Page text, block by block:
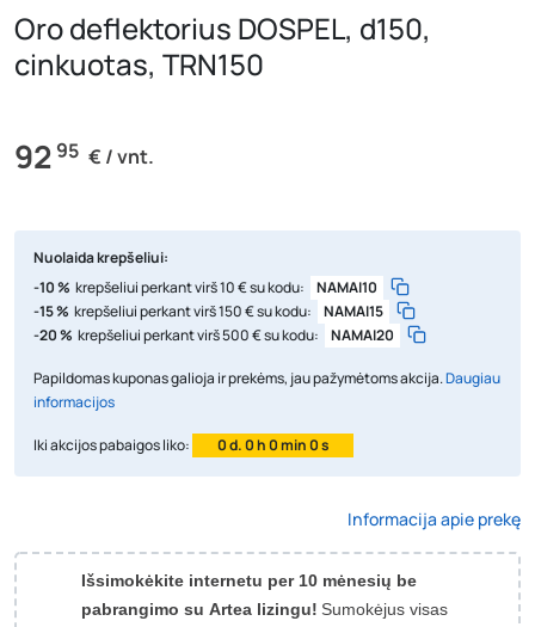
Oro deflektorius DOSPEL, d150,
cinkuotas, TRN150
92 95 € / vnt.
Nuolaida krepšeliui:
-10 %
krepšeliui perkant virš 10 € su kodu:
NAMAI10
-15 %
krepšeliui perkant virš 150 € su kodu:
NAMAI15
-20 %
krepšeliui perkant virš 500 € su kodu: NAMAI20
Papildomas kuponas galioja ir prekėms, jau pažymėtoms akcija.Daugiau
informacijos
Iki akcijos pabaigos liko: 0 d. 0 h 0 min 0 s
Informacija apie prekę
Išsimokėkite internetu per 10 mėnesių be
pabrangimo su Artea lizingu! Sumokėjus visas